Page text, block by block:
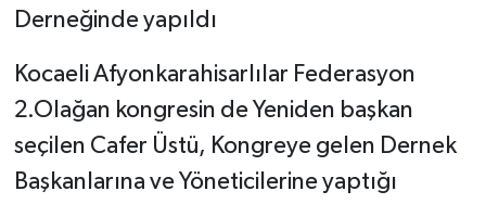
Derneğinde yapıldı
Kocaeli Afyonkarahisarlılar Federasyon
2.Olağan kongresin de Yeniden başkan
seçilen Cafer Üstü, Kongreye gelen Dernek
Başkanlarına ve Yöneticilerine yaptığı